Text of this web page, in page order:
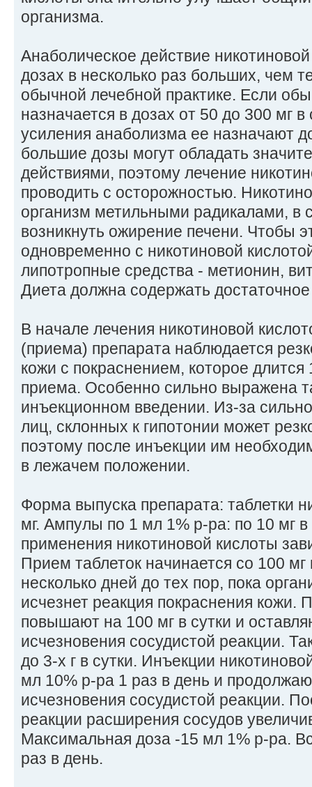
организма.
Анаболическое действие
дозах в несколько раз больших, чем
обычной лечебной практике. Если
назначается в дозах от 50 до 300 мг в
усиления анаболизма ее назначают
большие дозы могут обладать
действиями, поэтому лечение
проводить с осторожностью.
организм метильными радикалами, в
возникнуть ожирение печени. Чтобы
одновременно с никотиновой
липотропные средства - метионин,
Диета должна содержать достаточное
В начале лечения никотиновой
(приема) препарата наблюдается
кожи с покраснением, которое
приема. Особенно сильно выражена
инъекционном введении. Из-за
лиц, склонных к гипотонии может
поэтому после инъекции им
в лежачем положении.
Форма выпуска препарата: таблетки
мг. Ампулы по 1 мл 1% р-ра: по 10 мг
применения никотиновой кислоты
Прием таблеток начинается со 100 мг
несколько дней до тех пор, пока
исчезнет реакция покраснения кожи.
повышают на 100 мг в сутки и
исчезновения сосудистой реакции.
до 3-х г в сутки. Инъекции
мл 10% р-ра 1 раз в день и
исчезновения сосудистой реакции.
реакции расширения сосудов
Максимальная доза -15 мл 1% р-ра.
раз в день.